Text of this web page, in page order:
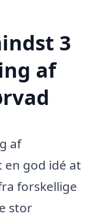
3
af
af
god idé at
forskellige
stor